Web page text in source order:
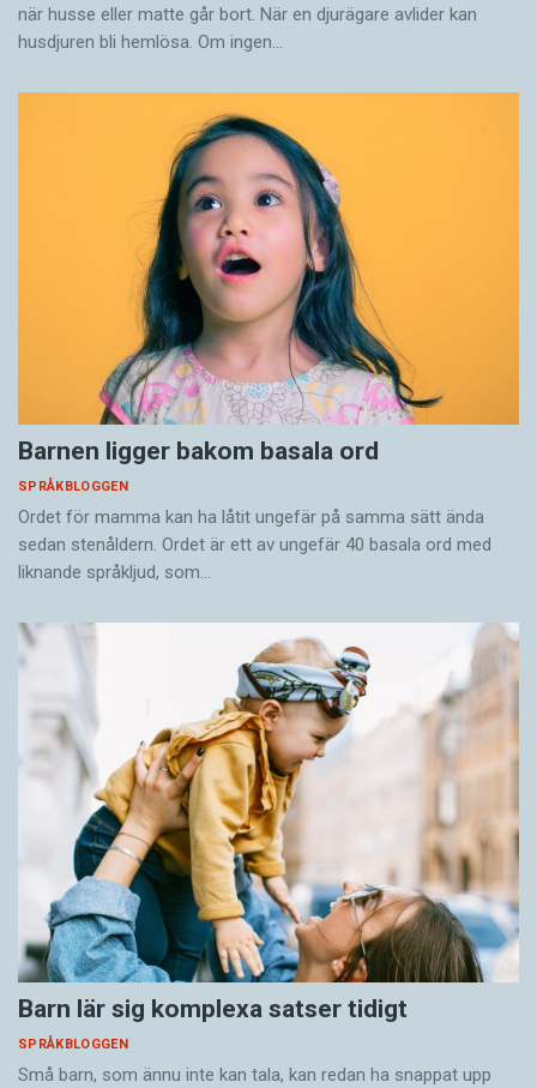
när husse eller matte går bort. När en djurägare avlider kan
husdjuren bli hemlösa. Om ingen…
Barnen ligger bakom basala ord
SPRÅKBLOGGEN
Ordet för mamma kan ha låtit ungefär på samma sätt ända
sedan stenåldern. Ordet är ett av ungefär 40 basala ord med
liknande språkljud, som…
Barn lär sig komplexa satser tidigt
SPRÅKBLOGGEN
Små barn, som ännu inte kan tala, kan redan ha snappat upp